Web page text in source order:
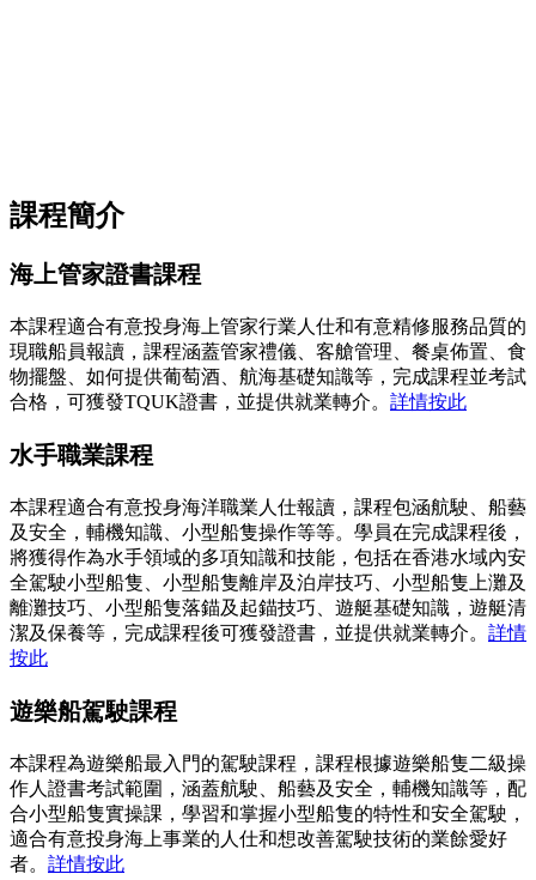
課程簡介
海上管家證書課程
本課程適合有意投身海上管家行業人仕和有意精修服務品質的
現職船員報讀，課程涵蓋管家禮儀、客艙管理、餐桌佈置、食
物擺盤、如何提供葡萄酒、航海基礎知識等，完成課程並考試
合格，可獲發TQUK證書，並提供就業轉介。 詳情按此
水手職業課程
本課程適合有意投身海洋職業人仕報讀，課程包涵航駛、船藝
及安全，輔機知識、小型船隻操作等等。學員在完成課程後，
將獲得作為水手領域的多項知識和技能，包括在香港水域內安
全駕駛小型船隻、小型船隻離岸及泊岸技巧、小型船隻上灘及
離灘技巧、小型船隻落錨及起錨技巧、遊艇基礎知識，遊艇清
潔及保養等，完成課程後可獲發證書，並提供就業轉介。 詳情
按此
遊樂船駕駛課程
本課程為遊樂船最入門的駕駛課程，課程根據遊樂船隻二級操
作人證書考試範圍，涵蓋航駛、船藝及安全，輔機知識等，配
合小型船隻實操課，學習和掌握小型船隻的特性和安全駕駛，
適合有意投身海上事業的人仕和想改善駕駛技術的業餘愛好
者。 詳情按此